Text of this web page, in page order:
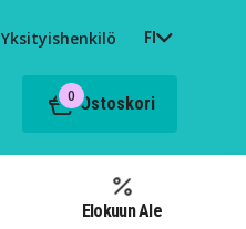
Yksityishenkilö FI
0 Ostoskori
Elokuun Ale